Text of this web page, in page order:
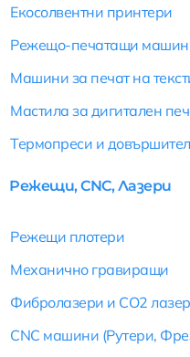
Екосолвентни принтери
Режещо-печатащи
Машини за печат на
Мастила за дигитален
Термопреси и
Режещи, CNC, Лазери
Режещи плотери
Механично гравиращи
Фибролазери и CO2
CNC машини (Рутери,